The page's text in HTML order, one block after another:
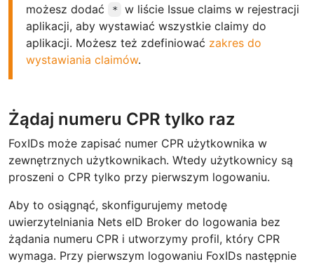
możesz dodać
*
w liście Issue claims w rejestracji
aplikacji, aby wystawiać wszystkie claimy do
aplikacji. Możesz też zdefiniować zakres do
wystawiania claimów.
Żądaj numeru CPR tylko raz
FoxIDs może zapisać numer CPR użytkownika w
zewnętrznych użytkownikach. Wtedy użytkownicy są
proszeni o CPR tylko przy pierwszym logowaniu.
Aby to osiągnąć, skonfigurujemy metodę
uwierzytelniania Nets eID Broker do logowania bez
żądania numeru CPR i utworzymy profil, który CPR
wymaga. Przy pierwszym logowaniu FoxIDs następnie